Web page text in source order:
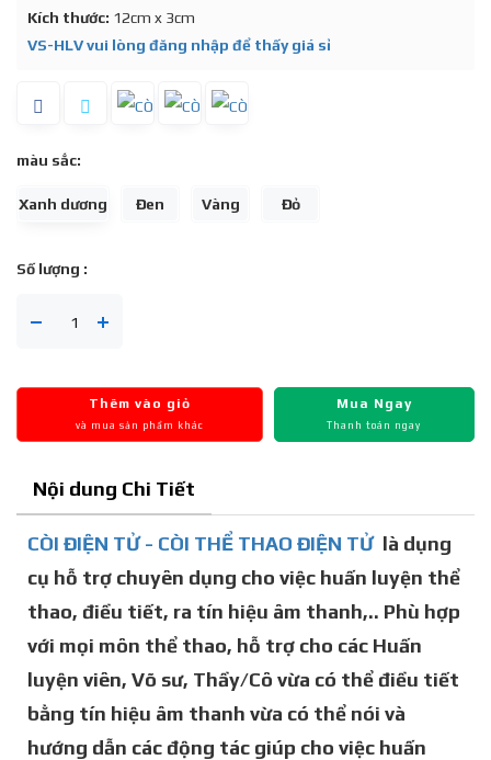
Kích thước: 12cm x 3cm
VS-HLV vui lòng đăng nhập để thấy giá sỉ
màu sắc:
Xanh dương Đen Vàng Đỏ
Số lượng :
Thêm vào giỏ
và mua sản phẩm khác
Mua Ngay
Thanh toán ngay
Nội dung Chi Tiết
CÒI ĐIỆN TỬ - CÒI THỂ THAO ĐIỆN TỬ là dụng
cụ hỗ trợ chuyên dụng cho việc huấn luyện thể
thao, điều tiết, ra tín hiệu âm thanh,.. Phù hợp
với mọi môn thể thao, hỗ trợ cho các Huấn
luyện viên, Võ sư, Thầy/Cô vừa có thể điều tiết
bằng tín hiệu âm thanh vừa có thể nói và
hướng dẫn các động tác giúp cho việc huấn